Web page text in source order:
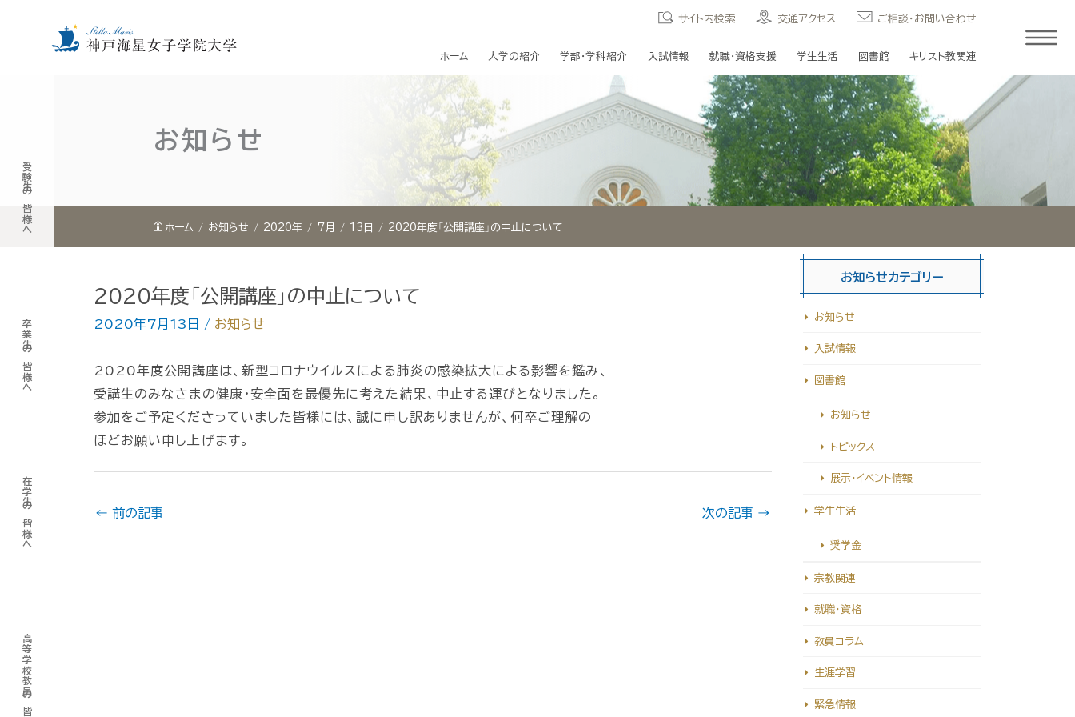
ホーム 大学の紹介 学部・学科紹介 入試情報 就職・資格支援 学生生活 図書館 キリスト教関連
サイト内検索 交通アクセス ご相談・お問い合わせ
受験生の皆様へ
卒業生の皆様へ
在学生の皆様へ
高等学校教員の皆様へ
お知らせ
ホーム お知らせ 2020年 7月 13日 2020年度「公開講座」の中止について
2020年度「公開講座」の中止について
2020年7月13日 / お知らせ
2020年度公開講座は、新型コロナウイルスによる肺炎の感染拡大による影響を鑑み、
受講生のみなさまの健康・安全面を最優先に考えた結果、中止する運びとなりました。
参加をご予定くださっていました皆様には、誠に申し訳ありませんが、何卒ご理解の
ほどお願い申し上げます。
← 前の記事 次の記事 →
お知らせカテゴリー
お知らせ
入試情報
図書館
お知らせ
トピックス
展示・イベント情報
学生生活
奨学金
宗教関連
就職・資格
教員コラム
生涯学習
緊急情報